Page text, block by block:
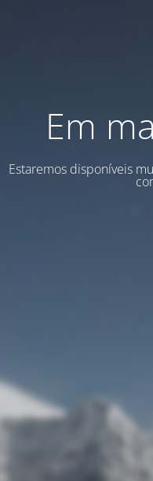
Em
Estaremos disponíveis